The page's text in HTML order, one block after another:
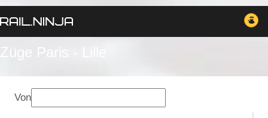
Züge Paris - Lille
Von